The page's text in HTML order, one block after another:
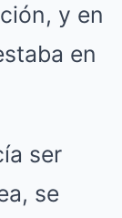
y en
en
ser
se